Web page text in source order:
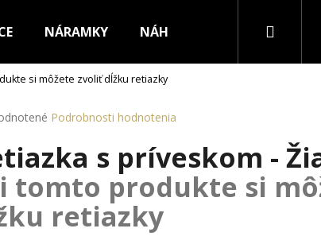
NÁRAMKY NÁHRDELNÍKY PRSTENE
Hľadať
si môžete zvoliť dĺžku retiazky
Podrobnosti hodnotenia
s príveskom -
tomto produkte si
retiazky